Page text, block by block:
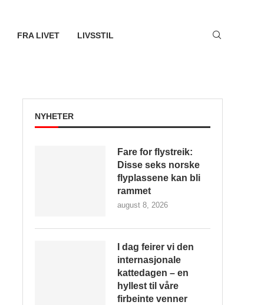
FRA LIVET LIVSSTIL
NYHETER
Fare for flystreik:
Disse seks norske
flyplassene kan bli
rammet
august 8, 2026
I dag feirer vi den
internasjonale
kattedagen – en
hyllest til våre
firbeinte venner